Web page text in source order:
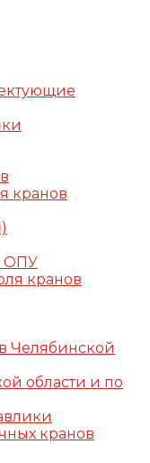
кранов
ОПУ
кранов
Челябинской
области и по
кранов